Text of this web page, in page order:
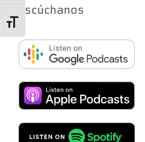
Alternar tamaño de letra
Escúchanos